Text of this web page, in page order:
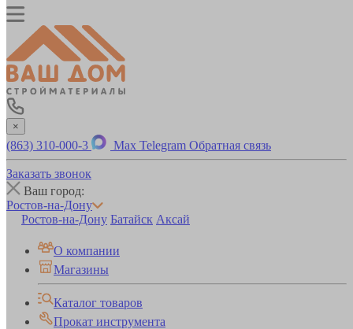
×
(863) 310-000-3 Max Telegram Обратная связь
Заказать звонок
Ваш город:
Ростов-на-Дону
Ростов-на-Дону Батайск Аксай
О компании
Магазины
Каталог товаров
Прокат инструмента